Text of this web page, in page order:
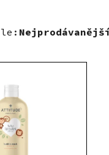
Nejprodávanější